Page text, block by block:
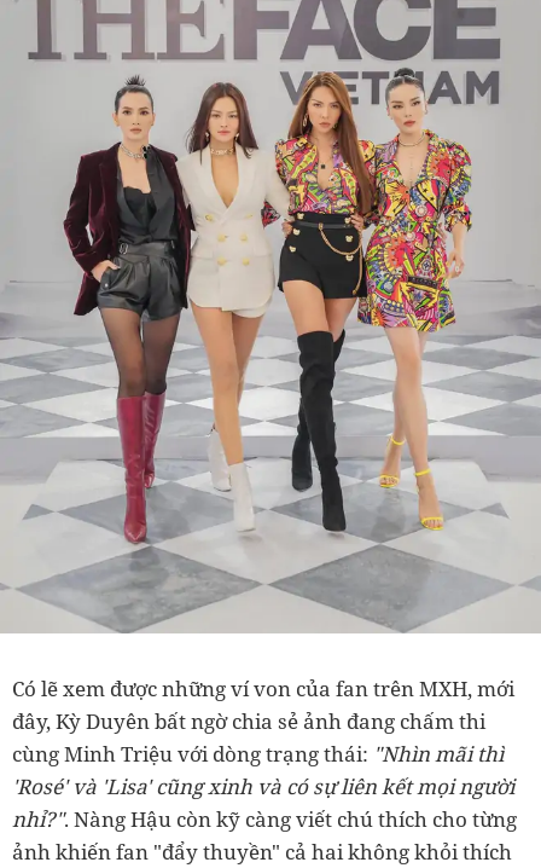
Có lẽ xem được những ví von của fan trên MXH, mới
đây, Kỳ Duyên bất ngờ chia sẻ ảnh đang chấm thi
cùng Minh Triệu với dòng trạng thái: "Nhìn mãi thì
'Rosé' và 'Lisa' cũng xinh và có sự liên kết mọi người
nhỉ?". Nàng Hậu còn kỹ càng viết chú thích cho từng
ảnh khiến fan "đẩy thuyền" cả hai không khỏi thích